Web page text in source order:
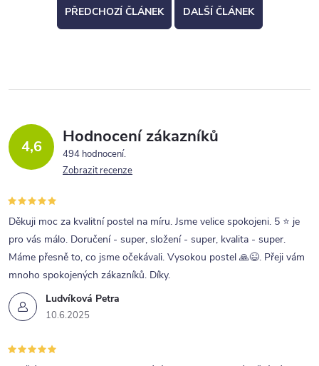
PŘEDCHOZÍ ČLÁNEK DALŠÍ ČLÁNEK
4,6 Hodnocení zákazníků
494 hodnocení
Zobrazit recenze
Ludvíková Petra
10.6.2025
Děkuji moc za kvalitní postel na míru. Jsme velice spokojeni. 5 ⭐ je
pro vás málo. Doručení - super, složení - super, kvalita - super.
Máme přesně to, co jsme očekávali. Vysokou postel 🙏😉. Přeji vám
mnoho spokojených zákazníků. Díky.